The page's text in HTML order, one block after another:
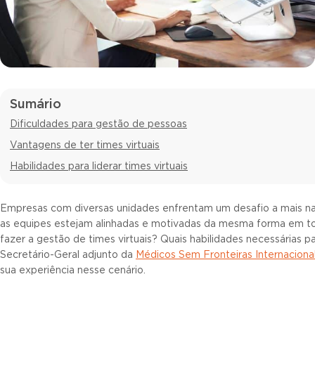
Sumário
Dificuldades para gestão de pessoas
Vantagens de ter times virtuais
Habilidades para liderar times virtuais
Empresas com diversas unidades enfrentam um desafio a mais
as equipes estejam alinhadas e motivadas da mesma forma em
fazer a gestão de times virtuais? Quais habilidades necessárias
Secretário-Geral adjunto da Médicos Sem Fronteiras
sua experiência nesse cenário.